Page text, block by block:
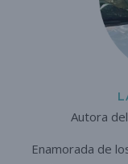
Autora
Enamorada de